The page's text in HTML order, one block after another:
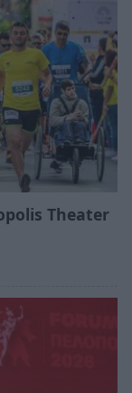
Theater